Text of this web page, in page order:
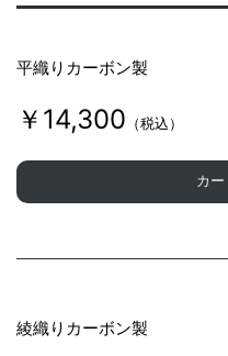
平織りカーボン製
￥14,300 （税込）
カ
綾織りカーボン製